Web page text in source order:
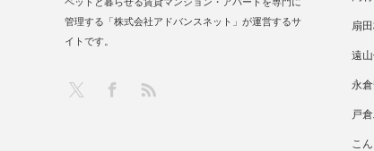
扇
遠
永
戸
こ
管理する「株式会社アドバンスネット」が運営するサ
イトです。
Facebook
RSS